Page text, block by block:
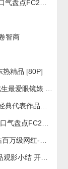
智商
热精品 [80P]
[图文故事] 24年度部分FC2作品观影小结 开年王炸后续